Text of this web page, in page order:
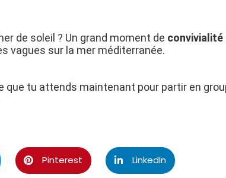
de soleil ? Un grand moment de convivialité
vagues sur la mer méditerranée.
tu attends maintenant pour partir en
Pinterest LinkedIn